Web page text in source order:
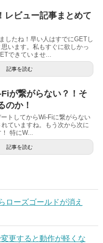
レビュー記事まとめて
したね！早い人はすでにGETし
います。私もすぐに欲しかっ
できていませ...
記事を読む
が繋がらない？！そ
のか！
トしてからWi-Fiに繋がらない
ていますね。もう次から次に
特にW...
記事を読む
ローズゴールドが消え
更すると動作が軽くな